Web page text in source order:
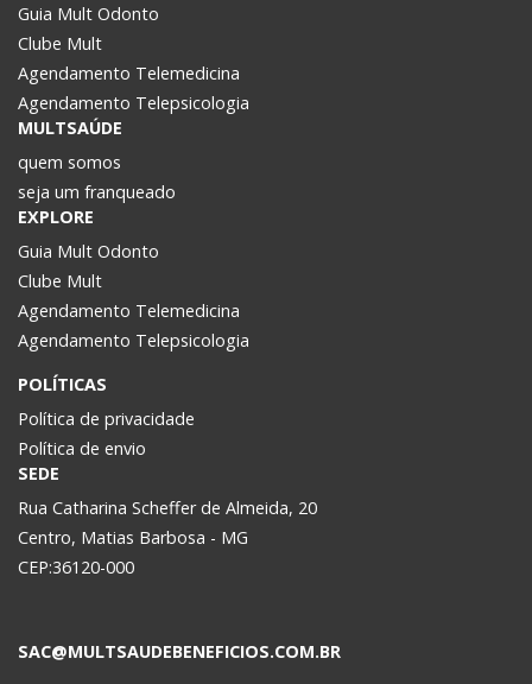
Guia Mult Odonto
Clube Mult
Agendamento Telemedicina
Agendamento Telepsicologia
MULTSAÚDE
quem somos
seja um franqueado
EXPLORE
Guia Mult Odonto
Clube Mult
Agendamento Telemedicina
Agendamento Telepsicologia
POLÍTICAS
Política de privacidade
Política de envio
SEDE
Rua Catharina Scheffer de Almeida, 20
Centro, Matias Barbosa - MG
CEP:36120-000
SAC@MULTSAUDEBENEFICIOS.COM.BR